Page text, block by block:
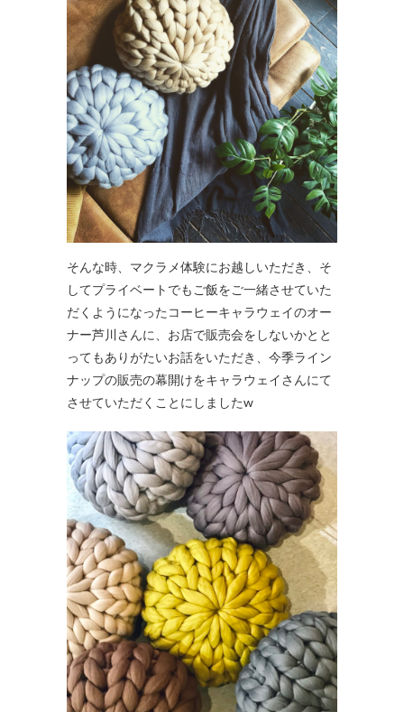
そんな時、マクラメ体験にお越しいただき、そ
してプライベートでもご飯をご一緒させていた
だくようになったコーヒーキャラウェイのオー
ナー芦川さんに、お店で販売会をしないかとと
ってもありがたいお話をいただき、今季ライン
ナップの販売の幕開けをキャラウェイさんにて
させていただくことにしましたw